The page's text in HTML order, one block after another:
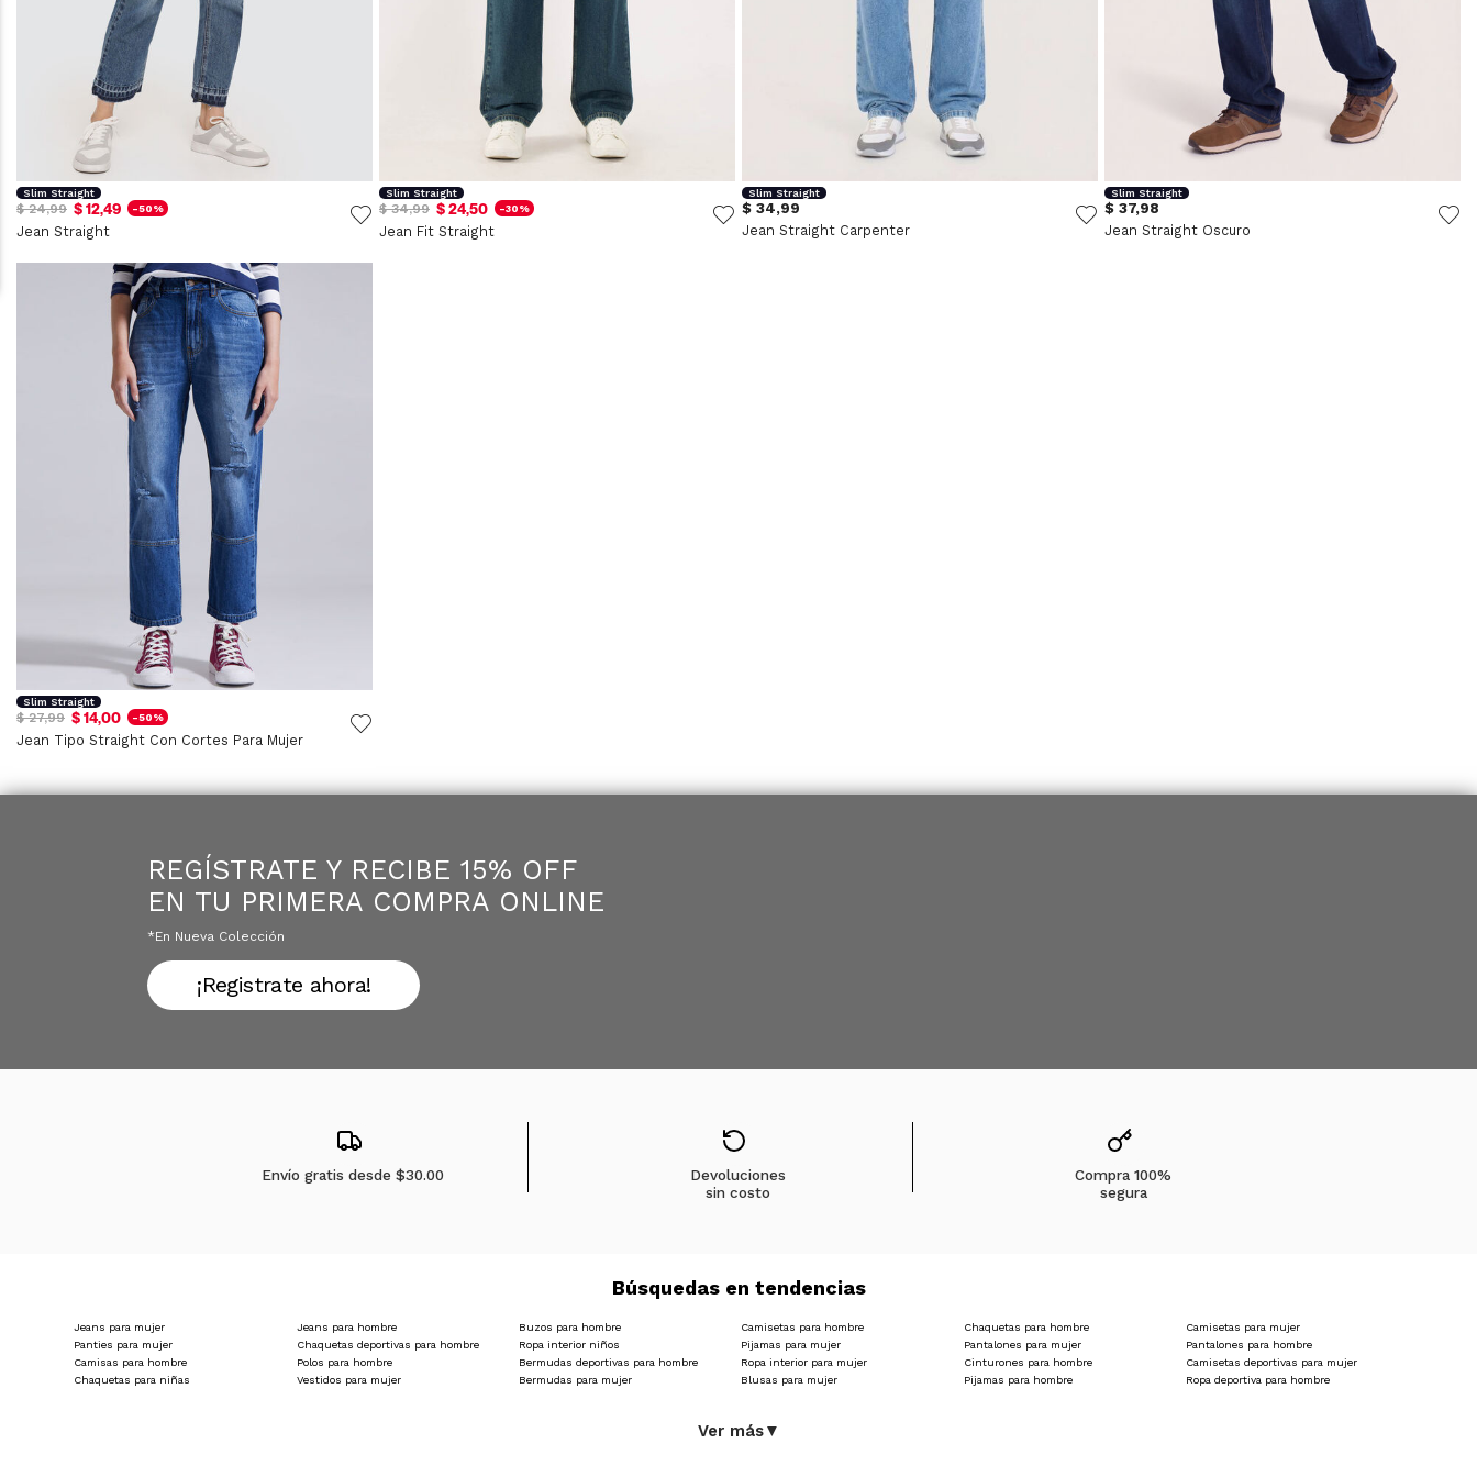
Slim Straight
$ 24,99 $ 12,49 -50%
Jean Straight
Slim Straight
$ 34,99 $ 24,50 -30%
Jean Fit Straight
Slim Straight
$ 34,99
Jean Straight Carpenter
Slim Straight
$ 37,98
Jean Straight Oscuro
Slim Straight
$ 27,99 $ 14,00 -50%
Jean Tipo Straight Con Cortes Para Mujer
REGÍSTRATE Y RECIBE 15% OFF
EN TU PRIMERA COMPRA ONLINE
*en Nueva Colección
¡Registrate ahora!
Envío gratis desde$30.00
Devoluciones
sin costo
Compra 100%
segura
Búsquedas en tendencias
Jeans para mujer Jeans para hombre Buzos para hombre Camisetas para hombre Chaquetas para hombre
Camisetas para mujer
Panties para mujer
Chaquetas deportivas para hombre Ropa interior niños Pijamas para mujer Pantalones para mujer
Pantalones para hombre
Camisas para hombre
Polos para hombre Bermudas deportivas para hombre Ropa interior para mujer Cinturones para hombre
Camisetas deportivas para mujer
Chaquetas para niñas
Vestidos para mujer Bermudas para mujer Blusas para mujer Pijamas para hombre Ropa deportiva para hombre
Ver más▼